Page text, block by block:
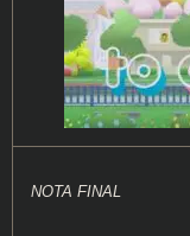
NOTA FINAL